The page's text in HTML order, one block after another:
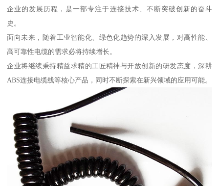
企业的发展历程，是一部专注于连接技术、不断突破创新的奋斗
史。
面向未来，随着工业智能化、绿色化趋势的深入发展，对高性能、
高可靠性电缆的需求必将持续增长。
企业将继续秉持精益求精的工匠精神与开放创新的研发态度，深耕
ABS连接电缆线等核心产品，同时不断探索在新兴领域的应用可能。